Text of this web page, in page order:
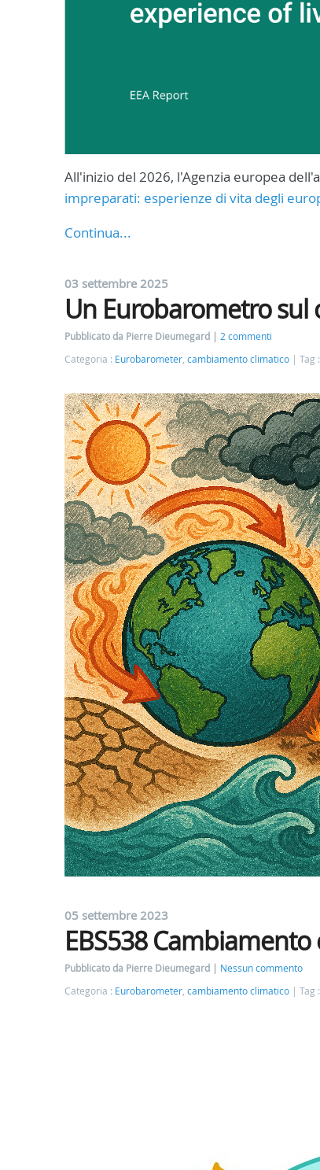
All'inizio del 2026, l'Agenzia europea
impreparati: esperienze di vita degli
Continua...
03 settembre 2025
Un Eurobarometro sul
Pubblicato da Pierre Dieumegard
2 commenti
Categoria : Eurobarometer, cambiamento climatico Tag :
05 settembre 2023
EBS538
Pubblicato da Pierre Dieumegard
Nessun commento
Categoria : Eurobarometer, cambiamento climatico Tag :